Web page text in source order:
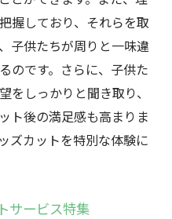
握しており、それらを取
子供たちが周りと一味違
のです。さらに、子供た
をしっかりと聞き取り、
ト後の満足感も高まりま
ズカットを特別な体験に
サービス特集